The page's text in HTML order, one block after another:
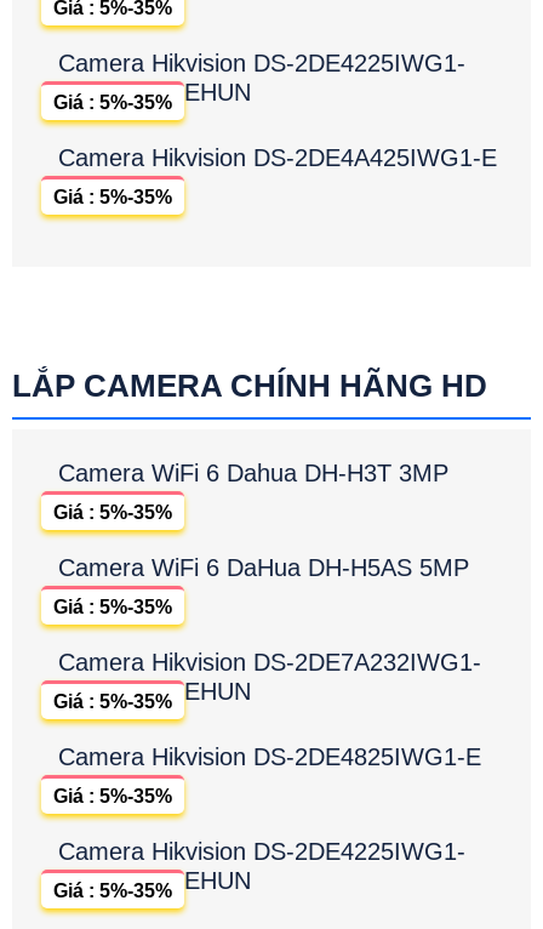
Giá : 5%-35%
Camera Hikvision DS-2DE4225IWG1-
EHUN
Giá : 5%-35%
Camera Hikvision DS-2DE4A425IWG1-E
Giá : 5%-35%
LẮP CAMERA CHÍNH HÃNG HD
Camera WiFi 6 Dahua DH-H3T 3MP
Giá : 5%-35%
Camera WiFi 6 DaHua DH-H5AS 5MP
Giá : 5%-35%
Camera Hikvision DS-2DE7A232IWG1-
EHUN
Giá : 5%-35%
Camera Hikvision DS-2DE4825IWG1-E
Giá : 5%-35%
Camera Hikvision DS-2DE4225IWG1-
EHUN
Giá : 5%-35%